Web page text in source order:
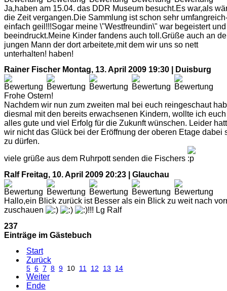
Ja,haben am 15.04. das DDR Museum besucht.Es war,als
die Zeit vergangen.Die Sammlung ist schon sehr
einfach geil!!!Sogar meine \"Westfreundin\" war begeistert und
beeindruckt.Meine Kinder fandens auch toll.Grüße auch an
jungen Mann der dort arbeitete,mit dem wir uns so nett
unterhalten! haben!
Rainer Fischer Montag, 13. April 2009 19:30 | Duisburg
Frohe Ostern!
Nachdem wir nun zum zweiten mal bei euch reingeschaut
diesmal mit den bereits erwachsenen Kindern, wollte ich euch
alles gute und viel Erfolg für die Zukunft wünschen. Leider
wir nicht das Glück bei der Eröffnung der oberen Etage dabei
zu dürfen.
viele grüße aus dem Ruhrpott senden die Fischers
Ralf Freitag, 10. April 2009 20:23 | Glauchau
Hallo,ein Blick zurück ist Besser als ein Blick zu weit nach
zuschauen
!!! Lg Ralf
237
Einträge im Gästebuch
Start
Zurück
5 6 7 8 9 10 11 12 13 14
Weiter
Ende